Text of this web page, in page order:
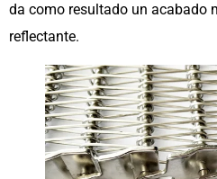
da como resultado un acabado
reflectante.